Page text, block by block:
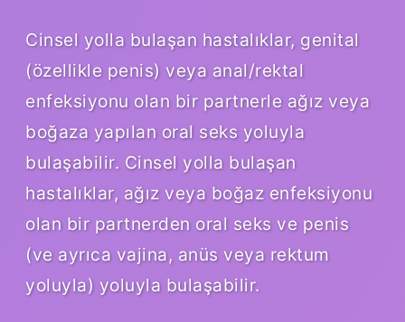
Cinsel yolla bulaşan hastalıklar, genital
(özellikle penis) veya anal/rektal
enfeksiyonu olan bir partnerle ağız veya
boğaza yapılan oral seks yoluyla
bulaşabilir. Cinsel yolla bulaşan
hastalıklar, ağız veya boğaz enfeksiyonu
olan bir partnerden oral seks ve penis
(ve ayrıca vajina, anüs veya rektum
yoluyla) yoluyla bulaşabilir.